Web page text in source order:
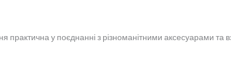
у поєднанні з різноманітними аксесуарами та